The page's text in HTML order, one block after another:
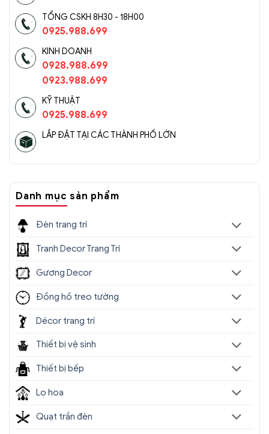
TỔNG CSKH 8H30 - 18H00
0925.988.699
KINH DOANH
0928.988.699
0923.988.699
KỸ THUẬT
0925.988.699
LẮP ĐẶT TẠI CÁC THÀNH PHỐ LỚN
Danh mục sản phẩm
Đèn trang trí
Tranh Decor Trang Trí
Gương Decor
Đồng hồ treo tường
Décor trang trí
Thiết bị vệ sinh
Thiết bị bếp
Lọ hoa
Quạt trần đèn